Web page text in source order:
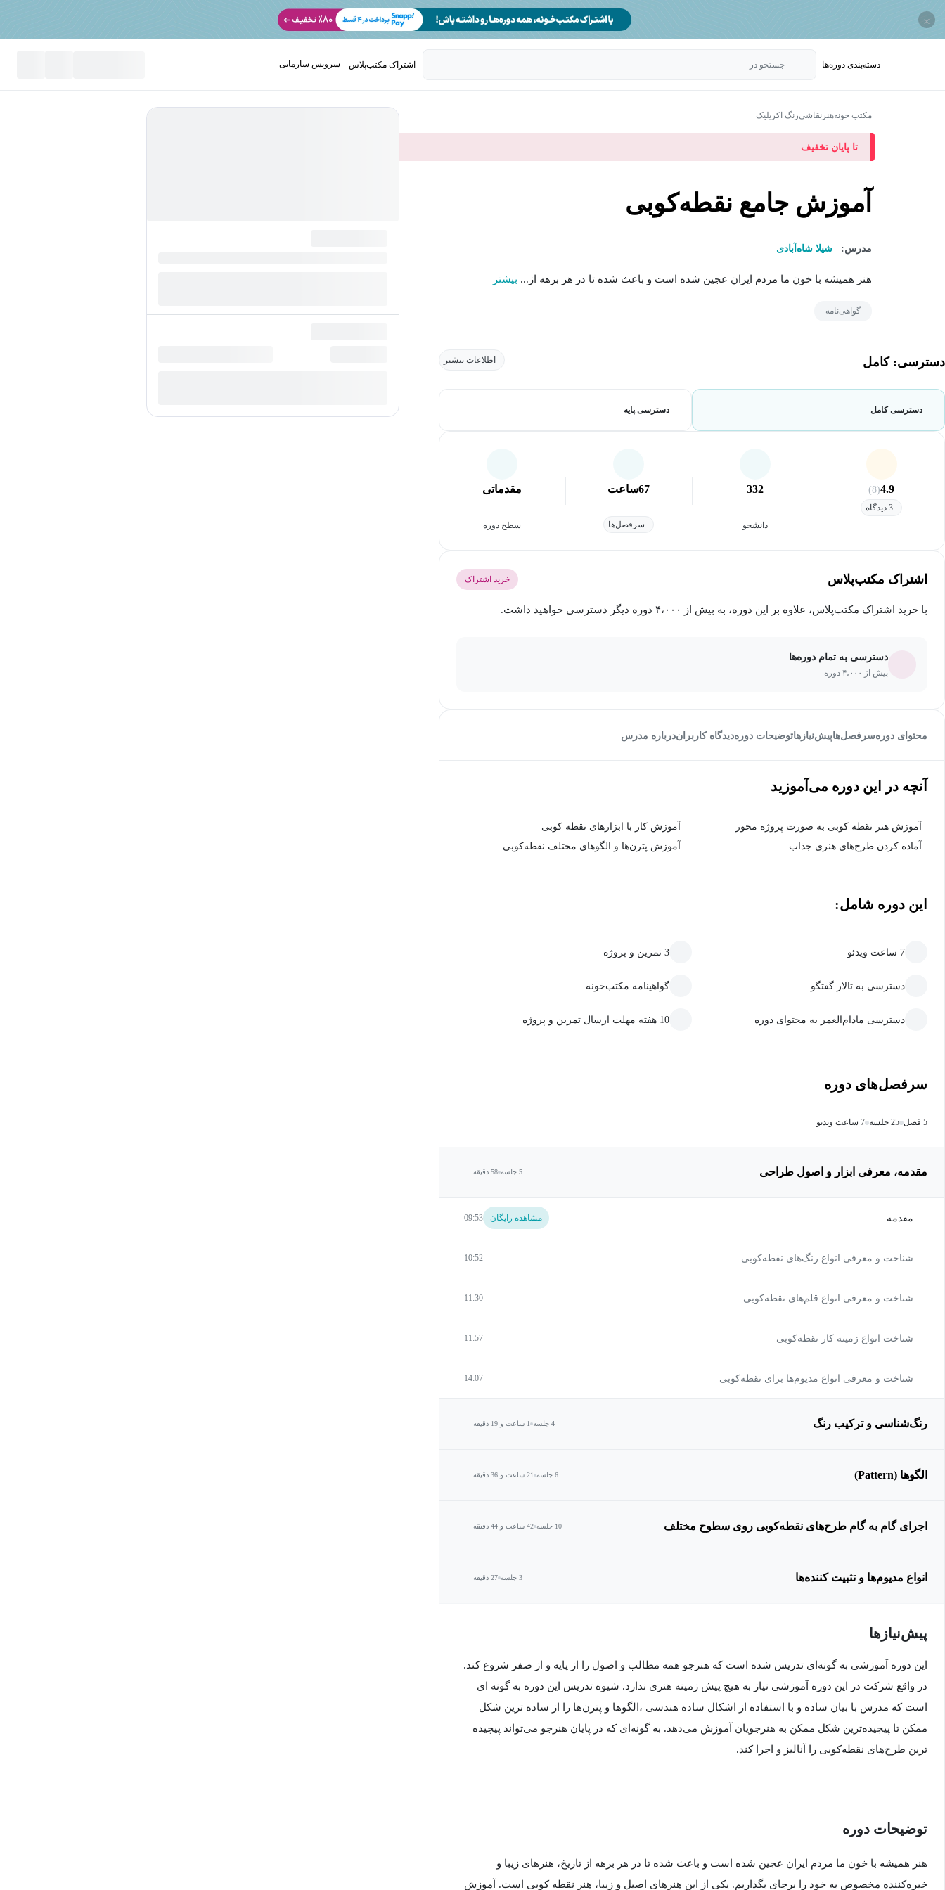
×
دسته‌بندی‌ دوره‌ها جستجو در اشتراک مکتب‌پلاس سرویس سازمانی
مکتب خونههنر نقاشیرنگ اکریلیک
تا پایان تخفیف
آموزش جامع نقطه‌کوبی
مدرس: شیلا شاه‌آبادی
هنر همیشه با خون ما مردم ایران عجین شده است و باعث شده تا در هر برهه از... بیشتر
گواهی‌نامه
دسترسی: کامل اطلاعات بیشتر
دسترسی کامل دسترسی پایه
4.9
(8)
3 دیدگاه
332
دانشجو
67ساعت
سرفصل‌ها
مقدماتی
سطح دوره
اشتراک مکتب‌پلاس خرید اشتراک
با خرید اشتراک مکتب‌پلاس، علاوه بر این دوره، به بیش از ۴،۰۰۰ دوره دیگر دسترسی خواهید داشت.
دسترسی به تمام دوره‌ها
بیش از ۴،۰۰۰ دوره
محتوای دورهسرفصل‌هاپیش‌نیاز‌هاتوضیحات دورهدیدگاه کاربراندرباره مدرس
آنچه در این دوره می‌آموزید
آموزش هنر نقطه کوبی به صورت پروژه محور
آموزش کار با ابزارهای نقطه کوبی
آماده کردن طرح‌های هنری جذاب
آموزش پترن‌ها و الگوهای مختلف نقطه‌کوبی
این دوره شامل:
7 ساعت ویدئو 3 تمرین و پروژه
دسترسی به تالار گفتگو گواهینامه مکتب‌خونه
دسترسی مادام‌العمر به محتوای دوره 10 هفته مهلت ارسال تمرین و پروژه
سرفصل‌های دوره
5 فصل 25 جلسه 7 ساعت ویدیو
مقدمه، معرفی ابزار و اصول طراحی 5 جلسه 58 دقیقه
مقدمه مشاهده رایگان 09:53
شناخت و معرفی انواع رنگ‌های نقطه‌کوبی 10:52
شناخت و معرفی انواع قلم‌های نقطه‌کوبی 11:30
شناخت انواع زمینه کار نقطه‌کوبی 11:57
شناخت و معرفی انواع مدیوم‌ها برای نقطه‌کوبی 14:07
رنگ‌شناسی و ترکیب رنگ 4 جلسه 1 ساعت و 19 دقیقه
الگوها (Pattern) 6 جلسه 21 ساعت و 36 دقیقه
اجرای گام به گام طرح‌های نقطه‌کوبی روی سطوح مختلف 10 جلسه 42 ساعت و 44 دقیقه
انواع مدیوم‌ها و تثبیت کننده‌ها 3 جلسه 27 دقیقه
پیش‌نیاز‌ها
این دوره آموزشی به گونه‌ای تدریس شده است که هنرجو همه مطالب و اصول را از پایه و از صفر شروع کند.
در واقع شرکت در این دوره آموزشی نیاز به هیچ پیش زمینه هنری ندارد. شیوه تدریس این دوره به گونه ای
است که مدرس با بیان ساده و با استفاده از اشکال ساده هندسی ،الگوها و پترن‌ها را از ساده ترین شکل
ممکن تا پیچیده‌ترین شکل ممکن به هنرجویان آموزش می‌دهد. به گونه‌ای که در پایان هنرجو می‌تواند پیچیده
ترین طرح‌های نقطه‌کوبی را آنالیز و اجرا کند.
توضیحات دوره
هنر همیشه با خون ما مردم ایران عجین شده است و باعث شده تا در هر برهه از تاریخ، هنرهای زیبا و
خیره‌کننده مخصوص به خود را برجای بگذاریم. یکی از این هنرهای اصیل و زیبا، هنر نقطه کوبی است. آموزش